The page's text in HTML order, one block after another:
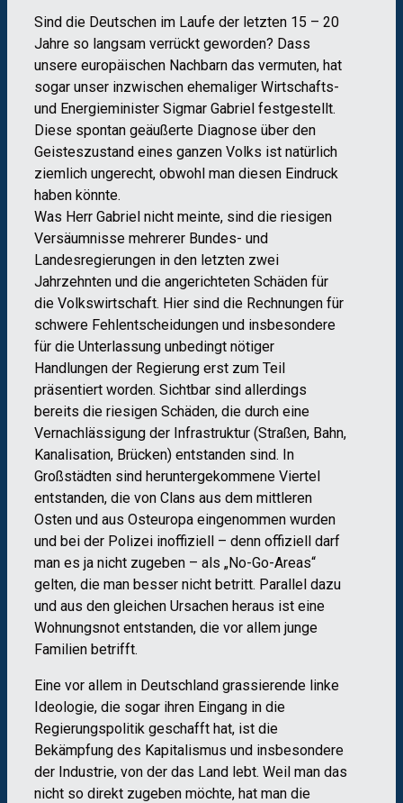
Sind die Deutschen im Laufe der letzten 15 – 20
Jahre so langsam verrückt geworden? Dass
unsere europäischen Nachbarn das vermuten, hat
sogar unser inzwischen ehemaliger Wirtschafts-
und Energieminister Sigmar Gabriel festgestellt.
Diese spontan geäußerte Diagnose über den
Geisteszustand eines ganzen Volks ist natürlich
ziemlich ungerecht, obwohl man diesen Eindruck
haben könnte.
Was Herr Gabriel nicht meinte, sind die riesigen
Versäumnisse mehrerer Bundes- und
Landesregierungen in den letzten zwei
Jahrzehnten und die angerichteten Schäden für
die Volkswirtschaft. Hier sind die Rechnungen für
schwere Fehlentscheidungen und insbesondere
für die Unterlassung unbedingt nötiger
Handlungen der Regierung erst zum Teil
präsentiert worden. Sichtbar sind allerdings
bereits die riesigen Schäden, die durch eine
Vernachlässigung der Infrastruktur (Straßen, Bahn,
Kanalisation, Brücken) entstanden sind. In
Großstädten sind heruntergekommene Viertel
entstanden, die von Clans aus dem mittleren
Osten und aus Osteuropa eingenommen wurden
und bei der Polizei inoffiziell – denn offiziell darf
man es ja nicht zugeben – als „No-Go-Areas“
gelten, die man besser nicht betritt. Parallel dazu
und aus den gleichen Ursachen heraus ist eine
Wohnungsnot entstanden, die vor allem junge
Familien betrifft.
Eine vor allem in Deutschland grassierende linke
Ideologie, die sogar ihren Eingang in die
Regierungspolitik geschafft hat, ist die
Bekämpfung des Kapitalismus und insbesondere
der Industrie, von der das Land lebt. Weil man das
nicht so direkt zugeben möchte, hat man die